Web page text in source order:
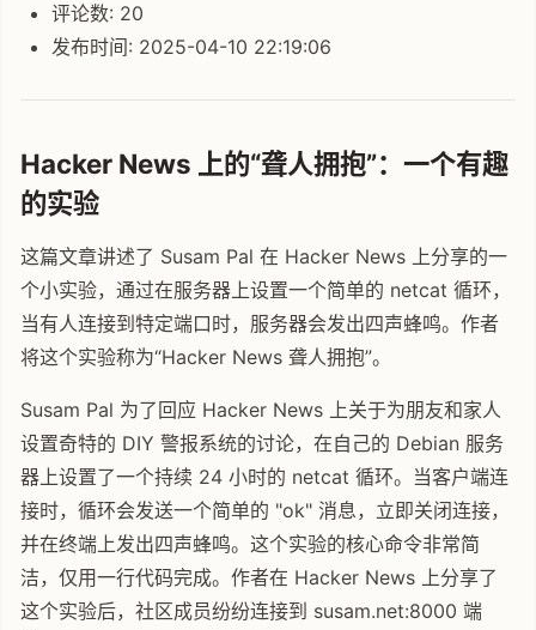
评论数: 20
发布时间: 2025-04-10 22:19:06
Hacker News 上的“聋人拥抱”：一个有趣
的实验
这篇文章讲述了 Susam Pal 在 Hacker News 上分享的一
个小实验，通过在服务器上设置一个简单的 netcat 循环，
当有人连接到特定端口时，服务器会发出四声蜂鸣。作者
将这个实验称为“Hacker News 聋人拥抱”。
Susam Pal 为了回应 Hacker News 上关于为朋友和家人
设置奇特的 DIY 警报系统的讨论，在自己的 Debian 服务
器上设置了一个持续 24 小时的 netcat 循环。当客户端连
接时，循环会发送一个简单的 "ok" 消息，立即关闭连接，
并在终端上发出四声蜂鸣。这个实验的核心命令非常简
洁，仅用一行代码完成。作者在 Hacker News 上分享了
这个实验后，社区成员纷纷连接到 susam.net:8000 端